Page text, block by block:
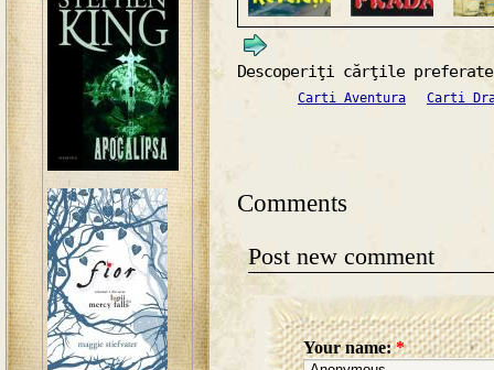
Descoperiţi cărţile
Carti Aventura Carti
Comments
Post new comment
Your name:*